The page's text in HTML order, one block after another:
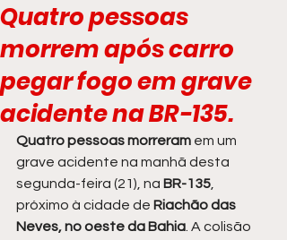
Quatro pessoas
morrem após carro
pegar fogo em grave
acidente na BR-135.
Quatro pessoas morreram em um
grave acidente na manhã desta
segunda-feira (21), na BR-135
próximo à cidade de Riachão das
Neves, no oeste da Bahia . A colisão